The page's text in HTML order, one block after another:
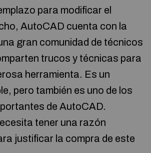
para modificar el
AutoCAD cuenta con la
gran comunidad de técnicos
trucos y técnicas para
herramienta. Es un
pero también es uno de los
de AutoCAD.
tener una razón
justificar la compra de este